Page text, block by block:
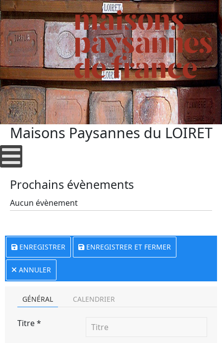
Maisons Paysannes du LOIRET
Prochains évènements
Aucun évènement
ENREGISTRER ENREGISTRER ET FERMER
ANNULER
GÉNÉRAL CALENDRIER
Titre*